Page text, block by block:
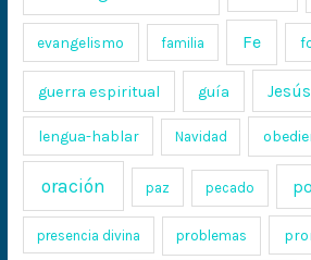
evangelismo familia Fe
guerra espiritual guía Jesús
lengua-hablar Navidad
oración paz pecado
presencia divina problemas